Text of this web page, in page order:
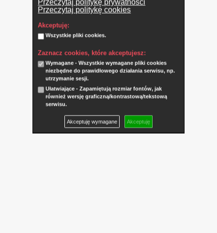
Przeczytaj politykę prywatności
Przeczytaj politykę cookies
Akceptuję:
Wszystkie pliki cookies.
Zaznacz cookies, które akceptujesz:
Wymagane - Wszystkie wymagane pliki cookies
niezbędne do prawidłowego działania serwisu, np.
utrzymanie sesji.
Ułatwiające - Zapamiętują rozmiar fontów, jak
również wersję graficzną/kontrastową/tekstową
serwisu.
Akceptuję wymagane Akceptuję